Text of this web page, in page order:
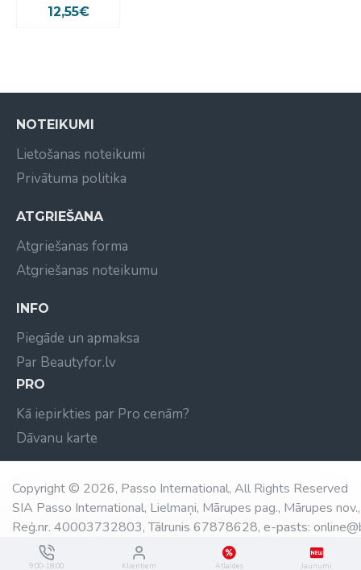
12,55€
NOTEIKUMI
Lietošanas noteikumi
Privātuma politika
ATGRIEŠANA
Atgriešanas forma
Atgriešanas noteikumu
INFO
Piegāde un apmaksa
Par Beautyfor.lv
PRO
Kā iepirkties par Pro cenām?
Dāvanu karte
Copyright © 2026, Passo International, All Rights Reserved
SIA Passo International, Lielmaņi, Mārupes pag., Mārupes
Reģ.nr. 40003732803, Tālrunis 67878628, e-pasts:
9:00-18:00 Klientiem Atlaides Jaunumi